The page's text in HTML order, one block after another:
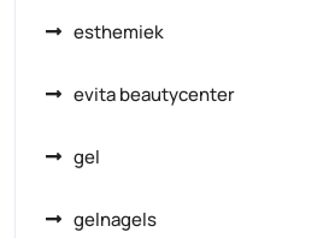
esthemiek
evita beautycenter
gel
gelnagels